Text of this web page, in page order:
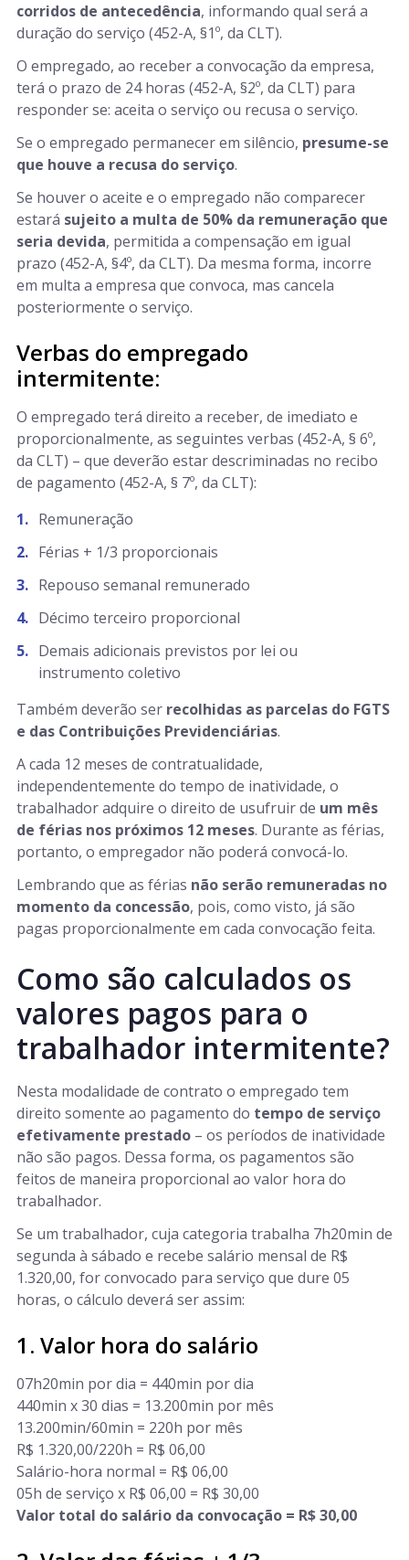
corridos de antecedência, informando qual será a
duração do serviço (452-A, §1º, da CLT).
O empregado, ao receber a convocação da empresa,
terá o prazo de 24 horas (452-A, §2º, da CLT) para
responder se: aceita o serviço ou recusa o serviço.
Se o empregado permanecer em silêncio, presume-se
que houve a recusa do serviço.
Se houver o aceite e o empregado não comparecer
estará sujeito a multa de 50% da remuneração que
seria devida, permitida a compensação em igual
prazo (452-A, §4º, da CLT). Da mesma forma, incorre
em multa a empresa que convoca, mas cancela
posteriormente o serviço.
Verbas do empregado
intermitente:
O empregado terá direito a receber, de imediato e
proporcionalmente, as seguintes verbas (452-A, § 6º,
da CLT) – que deverão estar descriminadas no recibo
de pagamento (452-A, § 7º, da CLT):
Remuneração
Férias + 1/3 proporcionais
Repouso semanal remunerado
Décimo terceiro proporcional
Demais adicionais previstos por lei ou
instrumento coletivo
Também deverão ser recolhidas as parcelas do FGTS
e das Contribuições Previdenciárias.
A cada 12 meses de contratualidade,
independentemente do tempo de inatividade, o
trabalhador adquire o direito de usufruir de um mês
de férias nos próximos 12 meses. Durante as férias,
portanto, o empregador não poderá convocá-lo.
Lembrando que as férias não serão remuneradas no
momento da concessão, pois, como visto, já são
pagas proporcionalmente em cada convocação feita.
Como são calculados os
valores pagos para o
trabalhador intermitente?
Nesta modalidade de contrato o empregado tem
direito somente ao pagamento do tempo de serviço
efetivamente prestado – os períodos de inatividade
não são pagos. Dessa forma, os pagamentos são
feitos de maneira proporcional ao valor hora do
trabalhador.
Se um trabalhador, cuja categoria trabalha 7h20min de
segunda à sábado e recebe salário mensal de R$
1.320,00, for convocado para serviço que dure 05
horas, o cálculo deverá ser assim:
1. Valor hora do salário
07h20min por dia = 440min por dia
440min x 30 dias = 13.200min por mês
13.200min/60min = 220h por mês
R$ 1.320,00/220h = R$ 06,00
Salário-hora normal = R$ 06,00
05h de serviço x R$ 06,00 = R$ 30,00
Valor total do salário da convocação = R$ 30,00